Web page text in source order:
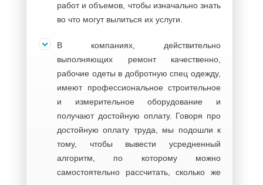
работ и объемов, чтобы изначально знать
во что могут вылиться их услуги.
В компаниях, действительно
выполняющих ремонт качественно,
рабочие одеты в добротную спец одежду,
имеют профессиональное строительное
и измерительное оборудование и
получают достойную оплату. Говоря про
достойную оплату труда, мы подошли к
тому, чтобы вывести усредненный
алгоритм, по которому можно
самостоятельно рассчитать, сколько же